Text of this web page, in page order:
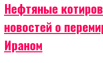
Нефтяные
новостей о
Ираном